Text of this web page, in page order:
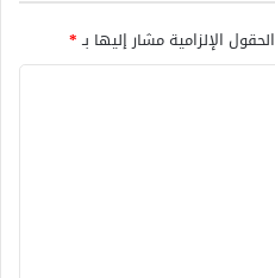
الحقول الإلزامية مشار إليها بـ*